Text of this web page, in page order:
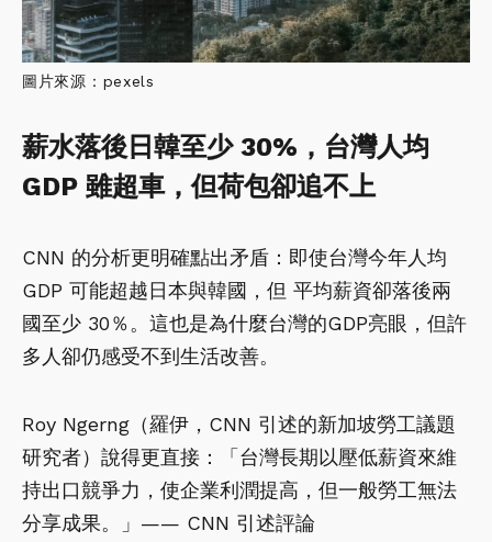
圖片來源：pexels
薪水落後日韓至少 30%，台灣人均
GDP 雖超車，但荷包卻追不上
CNN 的分析更明確點出矛盾：即使台灣今年人均
GDP 可能超越日本與韓國，但 平均薪資卻落後兩
國至少 30％。這也是為什麼台灣的GDP亮眼，但許
多人卻仍感受不到生活改善。
Roy Ngerng（羅伊，CNN 引述的新加坡勞工議題
研究者）說得更直接：「台灣長期以壓低薪資來維
持出口競爭力，使企業利潤提高，但一般勞工無法
分享成果。」—— CNN 引述評論